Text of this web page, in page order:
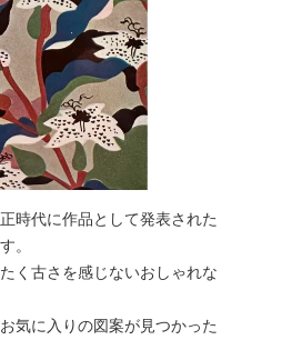
時代に作品として発表された
。
く古さを感じないおしゃれな
気に入りの図案が見つかった